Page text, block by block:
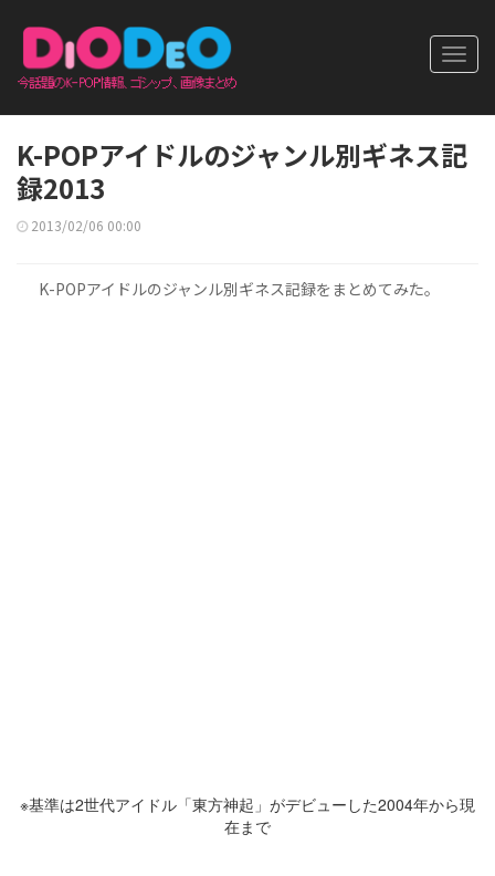
K-POPアイドルのジャンル別ギネス記
録2013
2013/02/06 00:00
K-POPアイドルのジャンル別ギネス記録をまとめてみた。
※基準は2世代アイドル「東方神起」がデビューした2004年から現
在まで